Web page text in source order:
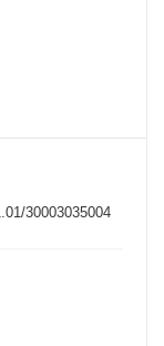
30003035004